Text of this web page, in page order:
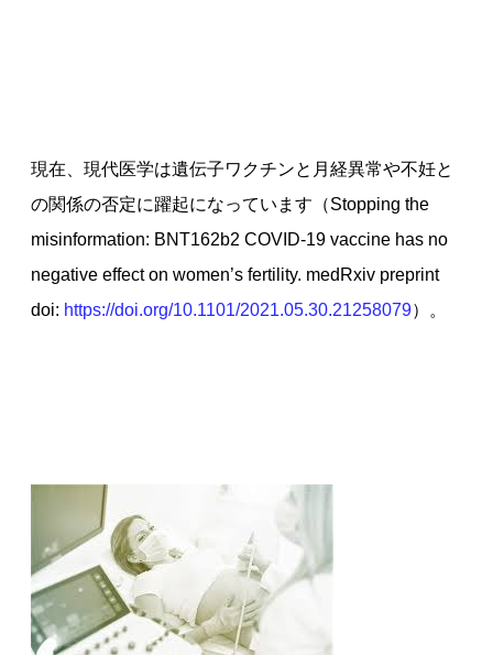
現在、現代医学は遺伝子ワクチンと月経異常や不妊と
の関係の否定に躍起になっています（Stopping the
misinformation: BNT162b2 COVID-19 vaccine has no
negative effect on women’s fertility. medRxiv preprint
doi: https://doi.org/10.1101/2021.05.30.21258079）。